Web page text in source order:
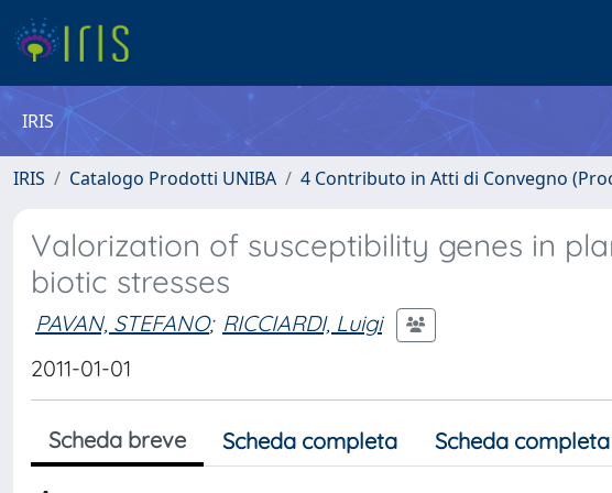
IRIS
IRIS Catalogo Prodotti UNIBA 4 Contributo in Atti di Convegno
Valorization of susceptibility genes in
biotic stresses
PAVAN, STEFANO; RICCIARDI, Luigi
2011-01-01
Scheda breve Scheda completa Scheda